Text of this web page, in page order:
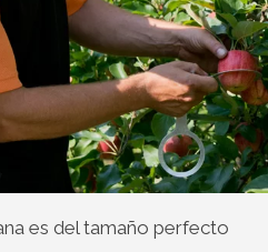
es del tamaño perfecto